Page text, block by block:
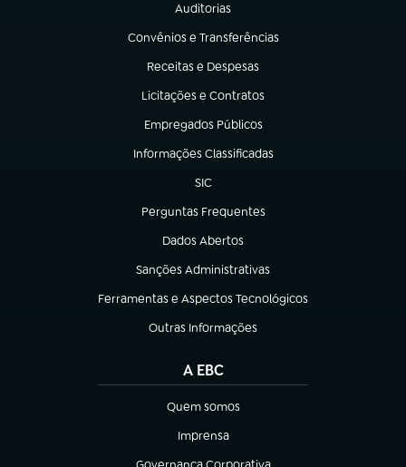
Auditorias
(abre em nova aba)
Convênios e Transferências
(abre em nova aba)
Receitas e Despesas
(abre em nova aba)
Licitações e Contratos
(abre em nova aba)
Empregados Públicos
(abre em nova aba)
Informações Classificadas
(abre em nova aba)
SIC
(abre em nova aba)
Perguntas Frequentes
(abre em nova aba)
Dados Abertos
(abre em nova aba)
Sanções Administrativas
(abre em nova aba)
Ferramentas e Aspectos Tecnológicos
(abre em nova aba)
Outras Informações
(abre em nova aba)
A EBC
Quem somos
(abre em nova aba)
Imprensa
(abre em nova aba)